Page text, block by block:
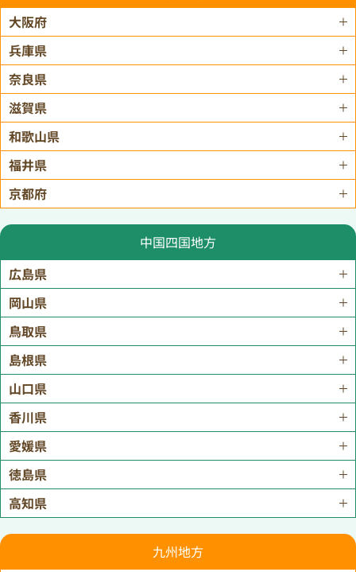
大阪府
兵庫県
奈良県
滋賀県
和歌山県
福井県
京都府
中国四国地方
広島県
岡山県
鳥取県
島根県
山口県
香川県
愛媛県
徳島県
高知県
九州地方